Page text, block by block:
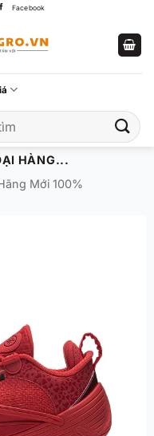
Facebook
HÀNG...
Mới 100%